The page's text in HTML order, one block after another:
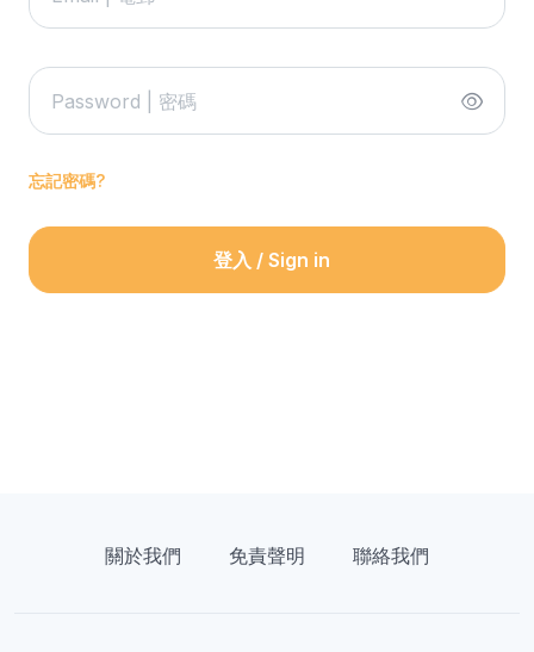
忘記密碼?
登入 / Sign in
關於我們 免責聲明 聯絡我們